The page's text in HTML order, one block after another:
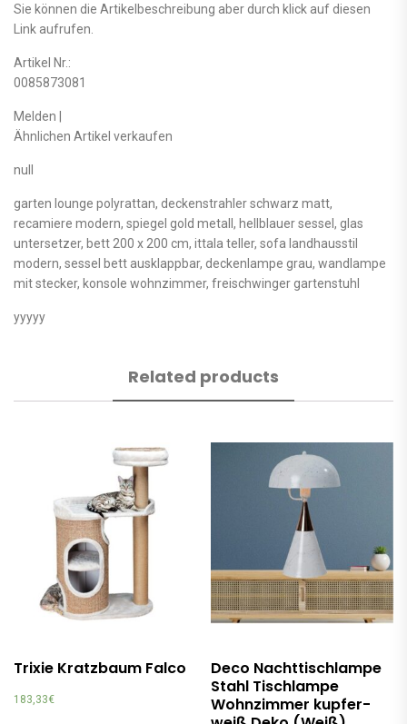
Sie können die Artikelbeschreibung aber durch klick auf diesen
Link aufrufen.
Artikel Nr.:
0085873081
Melden |
Ähnlichen Artikel verkaufen
null
garten lounge polyrattan, deckenstrahler schwarz matt,
recamiere modern, spiegel gold metall, hellblauer sessel, glas
untersetzer, bett 200 x 200 cm, ittala teller, sofa landhausstil
modern, sessel bett ausklappbar, deckenlampe grau, wandlampe
mit stecker, konsole wohnzimmer, freischwinger gartenstuhl
yyyyy
Related products
Trixie Kratzbaum Falco
183,33€
Deco Nachttischlampe
Stahl Tischlampe
Wohnzimmer kupfer-